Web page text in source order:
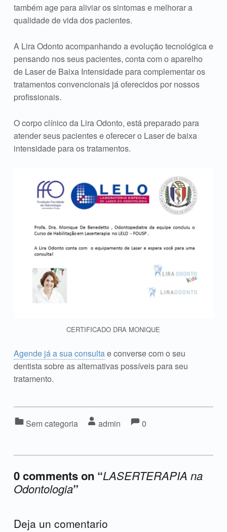
também age para aliviar os sintomas e melhorar a
qualidade de vida dos pacientes.
A Lira Odonto acompanhando a evolução tecnológica e
pensando nos seus pacientes, conta com o aparelho
de Laser de Baixa Intensidade para complementar os
tratamentos convencionais já oferecidos por nossos
profissionais.
O corpo clínico da Lira Odonto, está preparado para
atender seus pacientes e oferecer o Laser de baixa
intensidade para os tratamentos.
CERTIFICADO DRA MONIQUE
Agende já a sua consultae converse com o seu
dentista sobre as alternativas possíveis para seu
tratamento.
Sem categoria admin
Comments:
0
0 comments on “LASERTERAPIA na
Odontologia”
Deja un comentario